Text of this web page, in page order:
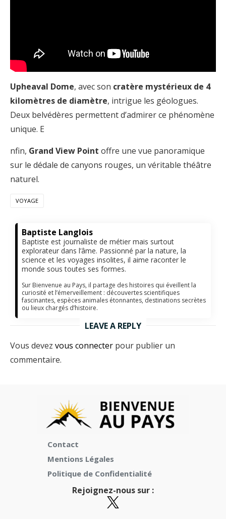
Upheaval Dome, avec son cratère mystérieux de 4
kilomètres de diamètre, intrigue les géologues.
Deux belvédères permettent d’admirer ce phénomène
unique. E
nfin, Grand View Point offre une vue panoramique
sur le dédale de canyons rouges, un véritable théâtre
naturel.
VOYAGE
Baptiste Langlois
Baptiste est journaliste de métier mais surtout
explorateur dans l’âme. Passionné par la nature, la
science et les voyages insolites, il aime raconter le
monde sous toutes ses formes.
Sur Bienvenue au Pays, il partage des histoires qui éveillent la
curiosité et l’émerveillement : découvertes scientifiques
fascinantes, espèces animales étonnantes, destinations secrètes
ou lieux chargés d’histoire.
LEAVE A REPLY
Vous devez vous connecter pour publier un
commentaire.
Contact
Mentions Légales
Politique de Confidentialité
Rejoignez-nous sur :